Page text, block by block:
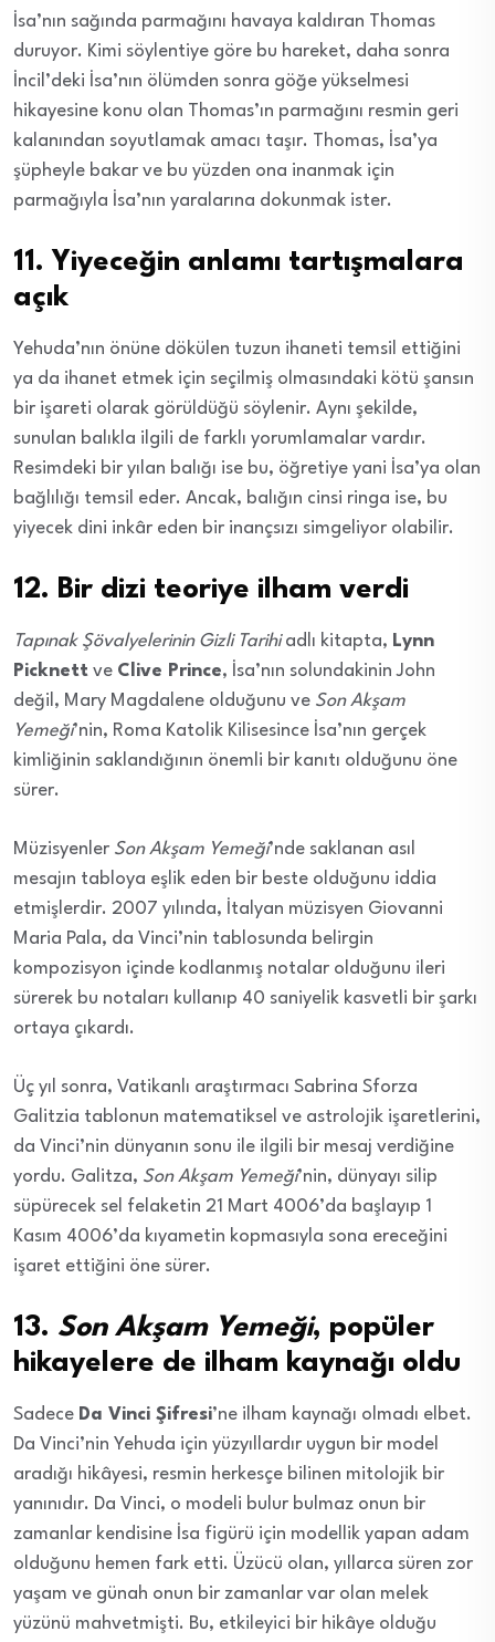
İsa’nın sağında parmağını havaya kaldıran Thomas
duruyor. Kimi söylentiye göre bu hareket, daha sonra
İncil’deki İsa’nın ölümden sonra göğe yükselmesi
hikayesine konu olan Thomas’ın parmağını resmin geri
kalanından soyutlamak amacı taşır. Thomas, İsa’ya
şüpheyle bakar ve bu yüzden ona inanmak için
parmağıyla İsa’nın yaralarına dokunmak ister.
11. Yiyeceğin anlamı tartışmalara
açık
Yehuda’nın önüne dökülen tuzun ihaneti temsil ettiğini
ya da ihanet etmek için seçilmiş olmasındaki kötü şansın
bir işareti olarak görüldüğü söylenir. Aynı şekilde,
sunulan balıkla ilgili de farklı yorumlamalar vardır.
Resimdeki bir yılan balığı ise bu, öğretiye yani İsa’ya olan
bağlılığı temsil eder. Ancak, balığın cinsi ringa ise, bu
yiyecek dini inkâr eden bir inançsızı simgeliyor olabilir.
12. Bir dizi teoriye ilham verdi
Tapınak Şövalyelerinin Gizli Tarihiadlı kitapta, Lynn
Picknett ve Clive Prince, İsa’nın solundakinin John
değil, Mary Magdalene olduğunu ve Son Akşam
Yemeği’nin, Roma Katolik Kilisesince İsa’nın gerçek
kimliğinin saklandığının önemli bir kanıtı olduğunu öne
sürer.
Müzisyenler Son Akşam Yemeği’nde saklanan asıl
mesajın tabloya eşlik eden bir beste olduğunu iddia
etmişlerdir. 2007 yılında, İtalyan müzisyen Giovanni
Maria Pala, da Vinci’nin tablosunda belirgin
kompozisyon içinde kodlanmış notalar olduğunu ileri
sürerek bu notaları kullanıp 40 saniyelik kasvetli bir şarkı
ortaya çıkardı.
Üç yıl sonra, Vatikanlı araştırmacı Sabrina Sforza
Galitzia tablonun matematiksel ve astrolojik işaretlerini,
da Vinci’nin dünyanın sonu ile ilgili bir mesaj verdiğine
yordu. Galitza, Son Akşam Yemeği’nin, dünyayı silip
süpürecek sel felaketin 21 Mart 4006’da başlayıp 1
Kasım 4006’da kıyametin kopmasıyla sona ereceğini
işaret ettiğini öne sürer.
13. Son Akşam Yemeği, popüler
hikayelere de ilham kaynağı oldu
Sadece Da Vinci Şifresi’ne ilham kaynağı olmadı elbet.
Da Vinci’nin Yehuda için yüzyıllardır uygun bir model
aradığı hikâyesi, resmin herkesçe bilinen mitolojik bir
yanınıdır. Da Vinci, o modeli bulur bulmaz onun bir
zamanlar kendisine İsa figürü için modellik yapan adam
olduğunu hemen fark etti. Üzücü olan, yıllarca süren zor
yaşam ve günah onun bir zamanlar var olan melek
yüzünü mahvetmişti. Bu, etkileyici bir hikâye olduğu